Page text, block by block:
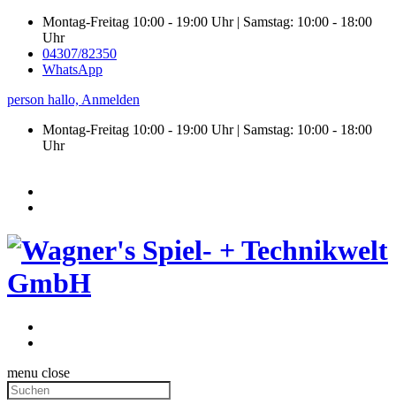
Montag-Freitag 10:00 - 19:00 Uhr | Samstag: 10:00 - 18:00
Uhr
04307/82350
WhatsApp
person hallo, Anmelden
Montag-Freitag 10:00 - 19:00 Uhr | Samstag: 10:00 - 18:00
Uhr
menu close